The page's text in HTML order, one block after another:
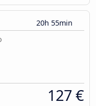
20h 55min
127 €